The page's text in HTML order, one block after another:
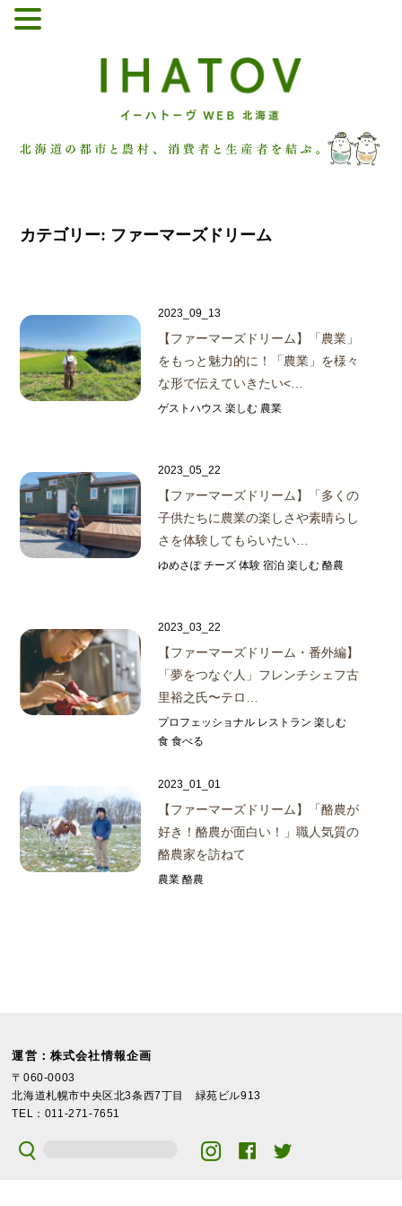
カテゴリー: ファーマーズドリーム
2023_09_13
【ファーマーズドリーム】
「農業」
をもっと魅力的に！「農業」を様々
な形で伝えていきたい<…
ゲストハウス 楽しむ 農業
2023_05_22
【ファーマーズドリーム】
「多くの
子供たちに農業の楽しさや素晴らし
さを体験してもらいたい…
ゆめさぽ チーズ 体験 宿泊 楽しむ 酪農
2023_03_22
【ファーマーズドリーム・番外編】
「夢をつなぐ人」 フレンチシェフ古
里裕之氏〜テロ…
プロフェッショナル レストラン 楽しむ
食 食べる
2023_01_01
【ファーマーズドリーム】
「酪農が
好き！酪農が面白い！」職人気質の
酪農家を訪ねて
農業 酪農
運営：株式会社情報企画
〒060-0003
北海道札幌市中央区北3条西7丁目 緑苑ビル913
TEL：011-271-7651